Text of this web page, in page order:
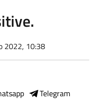
2022, 10:38
Telegram